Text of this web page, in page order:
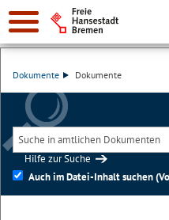
Dokumente Dokumente
Hilfe zur Suche
Auch im Datei-Inhalt suchen